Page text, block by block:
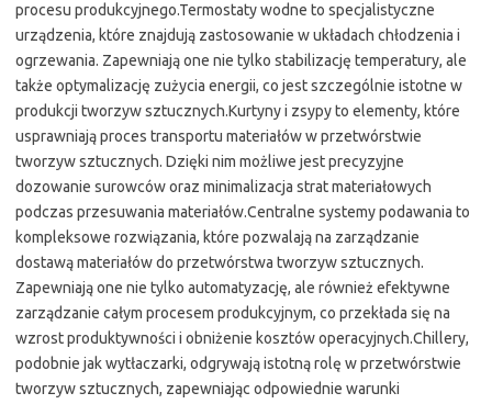
procesu produkcyjnego.Termostaty wodne to specjalistyczne
urządzenia, które znajdują zastosowanie w układach chłodzenia i
ogrzewania. Zapewniają one nie tylko stabilizację temperatury, ale
także optymalizację zużycia energii, co jest szczególnie istotne w
produkcji tworzyw sztucznych.Kurtyny i zsypy to elementy, które
usprawniają proces transportu materiałów w przetwórstwie
tworzyw sztucznych. Dzięki nim możliwe jest precyzyjne
dozowanie surowców oraz minimalizacja strat materiałowych
podczas przesuwania materiałów.Centralne systemy podawania to
kompleksowe rozwiązania, które pozwalają na zarządzanie
dostawą materiałów do przetwórstwa tworzyw sztucznych.
Zapewniają one nie tylko automatyzację, ale również efektywne
zarządzanie całym procesem produkcyjnym, co przekłada się na
wzrost produktywności i obniżenie kosztów operacyjnych.Chillery,
podobnie jak wytłaczarki, odgrywają istotną rolę w przetwórstwie
tworzyw sztucznych, zapewniając odpowiednie warunki